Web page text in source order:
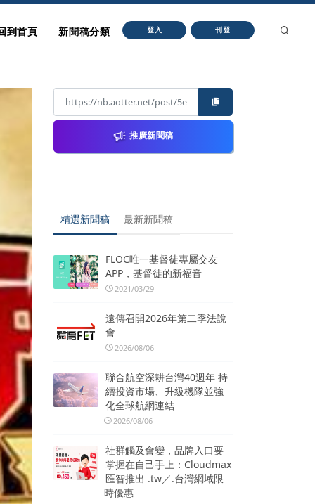
到首頁 新聞稿分類 登入 刊登
推廣新聞稿
精選新聞稿 最新新聞稿
FLOC唯一基督徒專屬交友
APP，基督徒的新福音
2021/03/29
遠傳召開2026年第二季法說
會
2026/08/06
聯合航空深耕台灣40週年 持
續投資市場、升級機隊並強
化全球航網連結
2026/08/06
社群觸及會變，品牌入口要
掌握在自己手上：Cloudmax
匯智推出 .tw／.台灣網域限
時優惠